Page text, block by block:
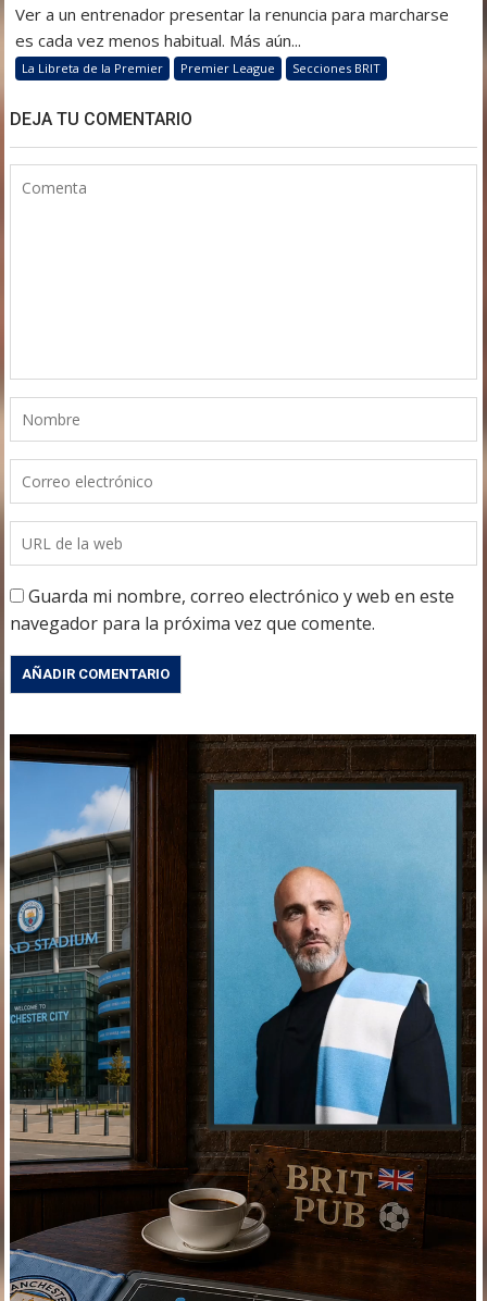
Ver a un entrenador presentar la renuncia para marcharse
es cada vez menos habitual. Más aún...
La Libreta de la Premier Premier League Secciones BRIT
DEJA TU COMENTARIO
Guarda mi nombre, correo electrónico y web en este
navegador para la próxima vez que comente.